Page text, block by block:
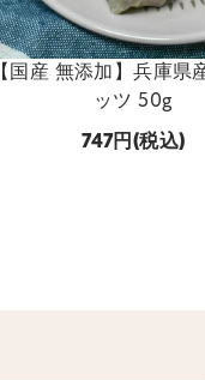
国産 無添加】兵庫県
ッツ 50g
747 (税込)